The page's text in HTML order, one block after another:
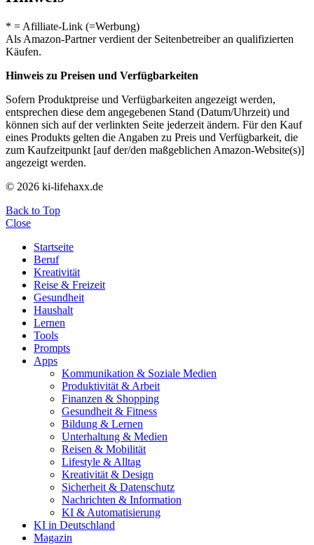
* = Afilliate-Link (=Werbung)
Als Amazon-Partner verdient der Seitenbetreiber an qualifizierten
Käufen.
Hinweis zu Preisen und Verfügbarkeiten
Sofern Produktpreise und Verfügbarkeiten angezeigt werden,
entsprechen diese dem angegebenen Stand (Datum/Uhrzeit) und
können sich auf der verlinkten Seite jederzeit ändern. Für den Kauf
eines Produkts gelten die Angaben zu Preis und Verfügbarkeit, die
zum Kaufzeitpunkt [auf der/den maßgeblichen Amazon-Website(s)]
angezeigt werden.
© 2026 ki-lifehaxx.de
Back to Top
Close
Startseite
Beruf
Kreativität
Reise & Freizeit
Gesundheit
Haushalt
Lernen
Tools
Prompts
Apps
Kommunikation & Soziale Medien
Produktivität & Arbeit
Finanzen & Shopping
Gesundheit & Fitness
Bildung & Lernen
Unterhaltung & Medien
Reisen & Mobilität
Lifestyle & Alltag
Kreativität & Design
Sicherheit & Datenschutz
Nachrichten & Information
KI & Automatisierung
KI in Deutschland
Magazin